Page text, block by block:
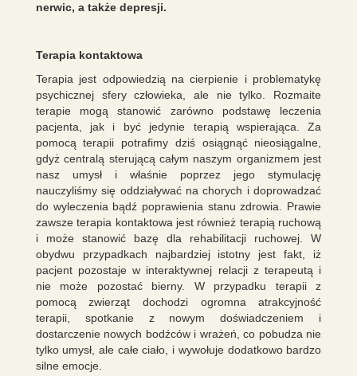
nerwic, a także depresji.
Terapia kontaktowa
Terapia jest odpowiedzią na cierpienie i problematykę
psychicznej sfery człowieka, ale nie tylko. Rozmaite
terapie mogą stanowić zarówno podstawę leczenia
pacjenta, jak i być jedynie terapią wspierająca. Za
pomocą terapii potrafimy dziś osiągnąć nieosiągalne,
gdyż centralą sterującą całym naszym organizmem jest
nasz umysł i właśnie poprzez jego stymulację
nauczyliśmy się oddziaływać na chorych i doprowadzać
do wyleczenia bądź poprawienia stanu zdrowia. Prawie
zawsze terapia kontaktowa jest również terapią ruchową
i może stanowić bazę dla rehabilitacji ruchowej. W
obydwu przypadkach najbardziej istotny jest fakt, iż
pacjent pozostaje w interaktywnej relacji z terapeutą i
nie może pozostać bierny. W przypadku terapii z
pomocą zwierząt dochodzi ogromna atrakcyjność
terapii, spotkanie z nowym doświadczeniem i
dostarczenie nowych bodźców i wrażeń, co pobudza nie
tylko umysł, ale całe ciało, i wywołuje dodatkowo bardzo
silne emocje.